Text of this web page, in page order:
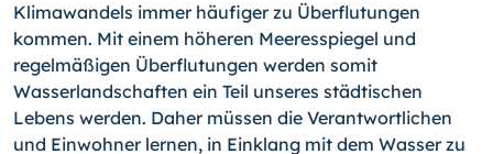
Klimawandels immer häufiger zu Überflutungen
kommen. Mit einem höheren Meeresspiegel und
regelmäßigen Überflutungen werden somit
Wasserlandschaften ein Teil unseres städtischen
Lebens werden. Daher müssen die Verantwortlichen
und Einwohner lernen, in Einklang mit dem Wasser zu